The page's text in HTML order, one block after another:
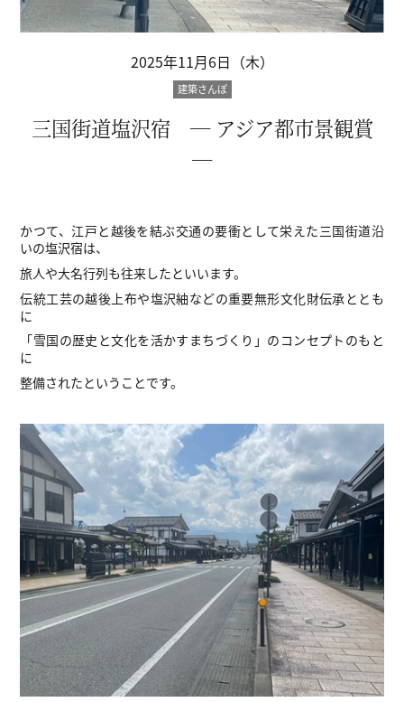
2025年11月6日（木）
建築さんぽ
三国街道塩沢宿 ― アジア都市景観賞
―
かつて、江戸と越後を結ぶ交通の要衝として栄えた三国街道沿
いの塩沢宿は、
旅人や大名行列も往来したといいます。
伝統工芸の越後上布や塩沢紬などの重要無形文化財伝承ととも
に
「雪国の歴史と文化を活かすまちづくり」のコンセプトのもと
に
整備されたということです。